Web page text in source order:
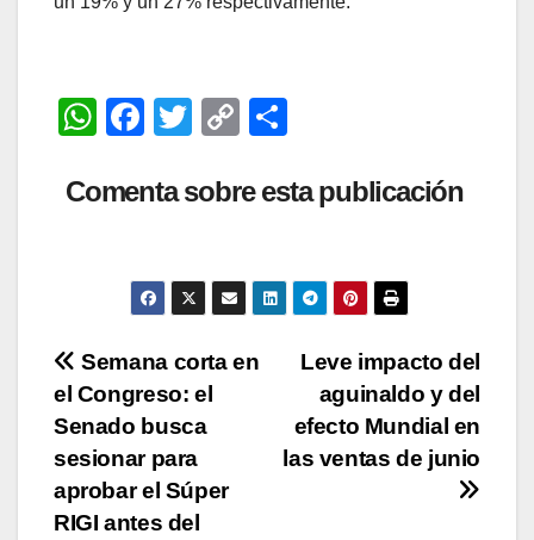
W
at
F
c
b
o
k
T
tt
C
p
Li
n
m
ar
tir
Comenta sobre esta publicación
Navegación
de
entradas
Leve impacto del
aguinaldo y del
efecto Mundial en
las ventas de junio
Semana corta en
el Congreso: el
Senado busca
sesionar para
aprobar el Súper
RIGI antes del